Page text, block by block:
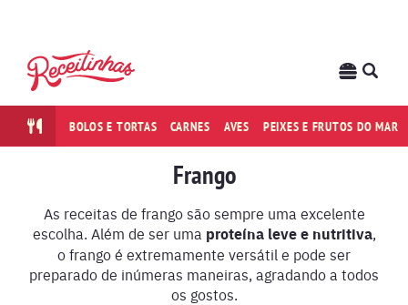
BOLOS E TORTAS CARNES AVES PEIXES E FRUTOS DO MAR
Frango
As receitas de frango são sempre uma excelente
escolha. Além de ser uma proteína leve e nutritiva,
o frango é extremamente versátil e pode ser
preparado de inúmeras maneiras, agradando a todos
os gostos.